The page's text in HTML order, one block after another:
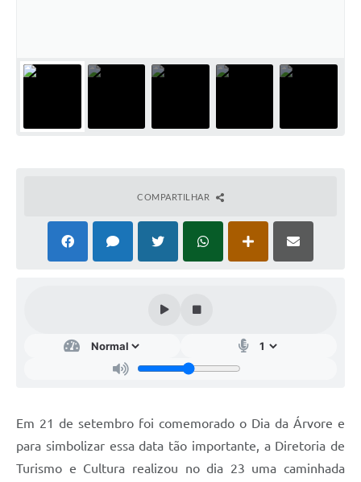
Webmail
Nota Fiscal Eletrônica - Emissor Nacional
Serviços Online
Contas Públicas
COMPARTILHAR
Em 21 de setembro foi comemorado o Dia da Árvore e
para simbolizar essa data tão importante, a Diretoria de
Turismo e Cultura realizou no dia 23 uma caminhada